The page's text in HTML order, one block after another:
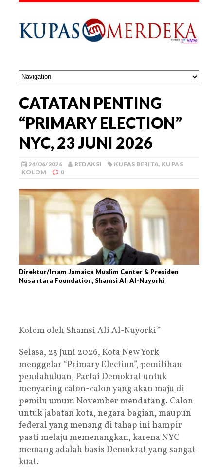
CATATAN PENTING
“PRIMARY ELECTION”
NYC, 23 JUNI 2026
24/06/2026 REDAKSI KUPAS BERITA, KUPAS
KOLOM
0
Direktur/Imam Jamaica Muslim Center & Presiden
Nusantara Foundation, Shamsi Ali Al-Nuyorki
Kolom oleh Shamsi Ali Al-Nuyorki*
Selasa, 23 Juni 2026, Kota New York
menggelar “Primary Election”, pemilihan
pendahuluan, Partai Demokrat untuk
menyaring calon-calon yang akan maju di
pemilu umum November mendatang. Calon
untuk jabatan kota, negara bagian, maupun
federal yang menang di tahap ini hampir
pasti melaju memenangkan, karena NYC
memang adalah basis Demokrat yang sangat
kuat.